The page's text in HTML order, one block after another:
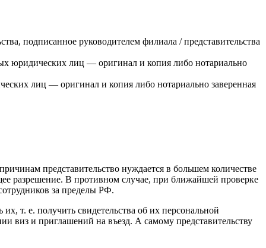
подписанное руководителем филиала / представительства
юридических лиц — оригинал и копия либо нотариально
лиц — оригинал и копия либо нотариально заверенная
представительство нуждается в большем количестве
разрешение. В противном случае, при ближайшей проверке
за пределы РФ.
их, т. е. получить свидетельства об их персональной
виз и приглашений на въезд. А самому представительству